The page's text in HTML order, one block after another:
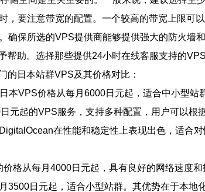
要注意带宽的配置。一个较高的带宽上限可
保所选的VPS提供商能够提供强大的防火墙
助。选择那些提供24小时在线客服支持的
的日本站群VPS及其价格对比：
VPS价格从每月6000日元起，适合中小型站
元起的VPS服务，支持多种配置，用户可以根
在性能和稳定性上表现出色，适合
格从每月4000日元起，具有良好的网络速度和
日元起，适合小型站群。其优势在于本地